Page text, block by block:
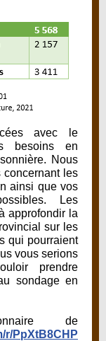
avec le
besoins en
Nous
concernant les
ainsi que vos
Les
approfondir la
sur les
qui pourraient
vous serions
prendre
sondage en
de
r/PpXtB8CHP